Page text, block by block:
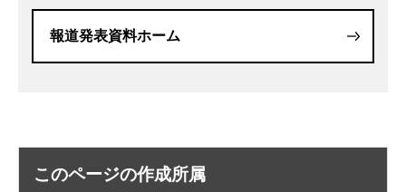
報道発表資料ホーム
このページの作成所属